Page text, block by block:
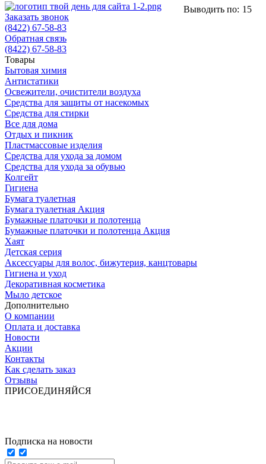
Выводить по: 15
Заказать звонок
(8422) 67-58-83
Обратная связь
(8422) 67-58-83
Товары
Бытовая химия
Антистатики
Освежители, очистители воздуха
Средства для защиты от насекомых
Средства для стирки
Все для дома
Отдых и пикник
Пластмассовые изделия
Средства для ухода за домом
Средства для ухода за обувью
Колгейт
Гигиена
Бумага туалетная
Бумага туалетная Акция
Бумажные платочки и полотенца
Бумажные платочки и полотенца Акция
Хаят
Детская серия
Аксессуары для волос, бижутерия, канцтовары
Гигиена и уход
Декоративная косметика
Мыло детское
Дополнительно
О компании
Оплата и доставка
Новости
Акции
Контакты
Как сделать заказ
Отзывы
ПРИСОЕДИНЯЙСЯ
Подписка на новости